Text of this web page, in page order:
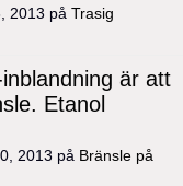
2013 på Trasig
är att
Etanol
2013 på Bränsle på